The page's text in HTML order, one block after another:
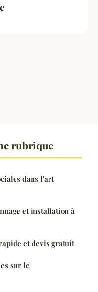
rubrique
dans l'art
et installation à
et devis gratuit
sur le